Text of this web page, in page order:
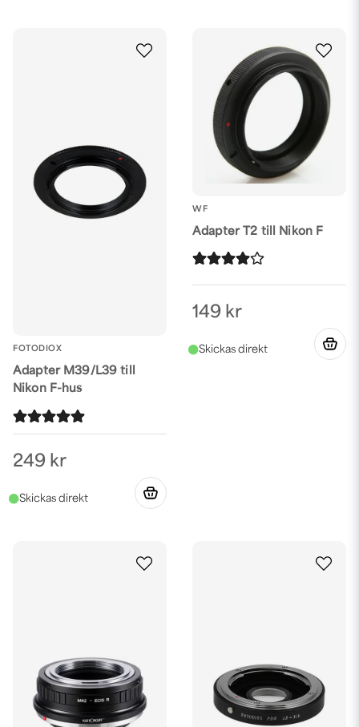
FOTODIOX
Adapter M39/L39 till
Nikon F-hus
249 kr
WF
Adapter T2 till Nikon F
149 kr